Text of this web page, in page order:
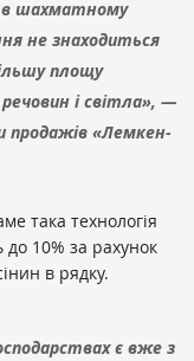
в шахматному
не знаходиться
площу
і світла», —
продажів «Лемкен-
така технологія
до 10% за рахунок
в рядку.
є вже з